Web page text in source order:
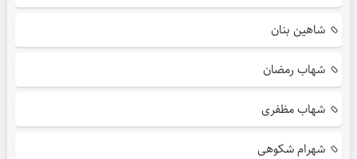
شاهین بنان
شهاب رمضان
شهاب مظفری
شهرام شکوهی